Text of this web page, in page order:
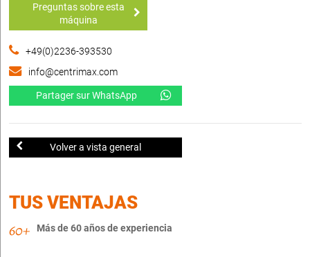
Preguntas sobre esta
máquina
+49(0)2236-393530
info@centrimax.com
Partager sur WhatsApp
Volver a vista general
TUS VENTAJAS
Más de 60 años de experiencia